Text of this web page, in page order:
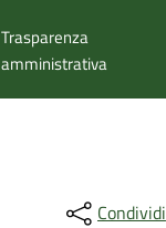
Trasparenza
amministrativa
Condividi